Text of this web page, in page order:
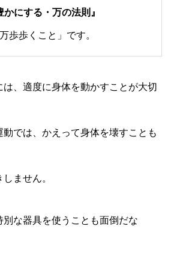
かにする・万の法則』
歩歩くこと」です。
、適度に身体を動かすことが大切
では、かえって身体を壊すことも
ません。
別な器具を使うことも面倒だな